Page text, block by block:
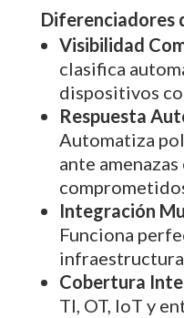
Diferenciadores
Visibilidad
clasifica
dispositivos
Respuesta
Automatiza
ante
Integración
Funciona
Cobertura
TI, OT, IoT y